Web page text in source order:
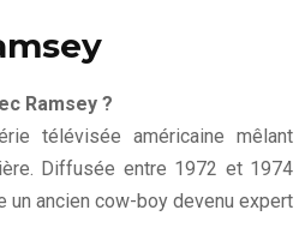
Ramsey ?
télévisée américaine mêlant
Diffusée entre 1972 et 1974
un ancien cow-boy devenu expert